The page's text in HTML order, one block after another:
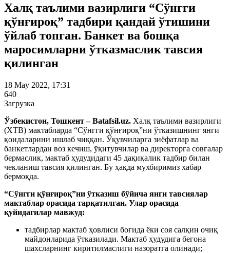
Халқ таълими вазирлиги “Сўнгги
қўнғироқ” тадбири қандай ўтишини
ўйлаб топган. Банкет ва бошқа
маросимларни ўтказмаслик тавсия
қилинган
18 May 2022, 17:31
640
Загрузка
Ўзбекистон, Тошкент – Batafsil.uz. Халқ таълими вазирлиги
(ХТВ) мактабларда “Сўнгги қўнғироқ”ни ўтказишнинг янги
қоидаларини ишлаб чиққан. Ўқувчиларга зиёфатлар ва
банкетлардан воз кечиш, ўқитувчилар ва директорга совғалар
бермаслик, мактаб ҳудудидаги 45 дақиқалик тадбир билан
чекланиш тавсия қилинган. Бу ҳақда мухбиримиз хабар
бермоқда.
“Сўнгги қўнғироқ”ни ўтказиш бўйича янги тавсиялар
мактаблар орасида тарқатилган. Улар орасида
қуйидагилар мавжуд:
тадбирлар мактаб ҳовлиси боғида ёки соя салқин очиқ
майдонларида ўтказилади. Мактаб ҳудудига бегона
шахсларнинг киритилмаслиги назоратга олинади;